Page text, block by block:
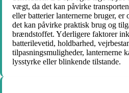
vægt, da det kan påvirke
eller batterier lanternerne bruger, er
det kan påvirke praktisk brug og
brændstoffet. Yderligere faktorer
batterilevetid, holdbarhed,
tilpasningsmuligheder, lanternerne
lysstyrke eller blinkende tilstande.